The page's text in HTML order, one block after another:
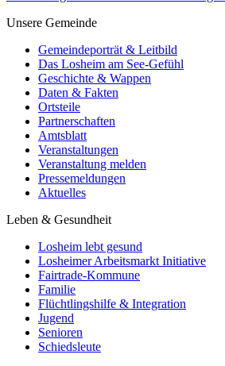
Unsere Gemeinde
Gemeindeporträt & Leitbild
Das Losheim am See-Gefühl
Geschichte & Wappen
Daten & Fakten
Ortsteile
Partnerschaften
Amtsblatt
Veranstaltungen
Veranstaltung melden
Pressemeldungen
Aktuelles
Leben & Gesundheit
Losheim lebt gesund
Losheimer Arbeitsmarkt Initiative
Fairtrade-Kommune
Familie
Flüchtlingshilfe & Integration
Jugend
Senioren
Schiedsleute